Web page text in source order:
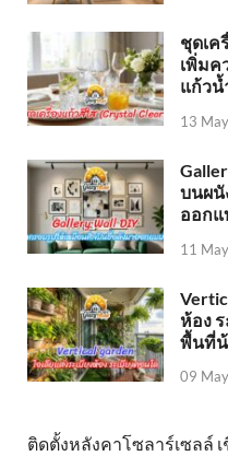
ชุดเค
เพิ่มค
แก้วน้
13
บนผนั
ออกแ
11
ห้อง
พื้นที่
09
ติดตั้งหลังคาโซลาร์เซลล์